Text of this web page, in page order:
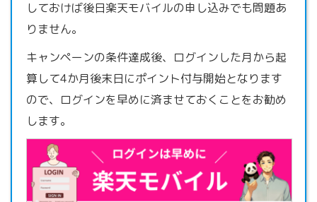
しておけば後日楽天モバイルの申し込みでも問題あ
りません。
キャンペーンの条件達成後、ログインした月から起
算して4か月後末日にポイント付与開始となります
ので、ログインを早めに済ませておくことをお勧め
します。